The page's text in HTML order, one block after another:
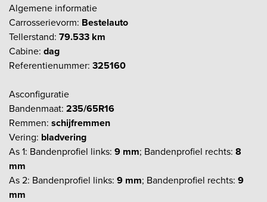
Algemene informatie
Carrosserievorm: Bestelauto
Tellerstand: 79.533 km
Cabine: dag
Referentienummer: 325160
Asconfiguratie
Bandenmaat: 235/65R16
Remmen: schijfremmen
Vering: bladvering
As 1: Bandenprofiel links: 9 mm; Bandenprofiel rechts: 8
mm
As 2: Bandenprofiel links: 9 mm; Bandenprofiel rechts: 9
mm